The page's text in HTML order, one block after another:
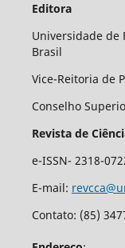
Editora
Universidade de
Brasil
Vice-Reitoria de
Conselho
Revista de
e-ISSN- 2318-
E-mail:
Contato: (85)